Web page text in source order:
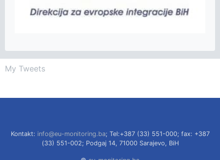
My Tweets
Kontakt: info@eu-monitoring.ba; Tel:+387 (33) 551-000; fax: +387
(33) 551-002; Podgaj 14, 71000 Sarajevo, BiH